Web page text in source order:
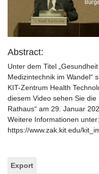
Abstract:
Unter dem Titel
Medizintechnik im Wandel“
KIT-Zentrum Health
diesem Video sehen Sie
Rathaus“ am 29. Januar
Weitere Informationen unter:
https://www.zak.kit.edu/
Export